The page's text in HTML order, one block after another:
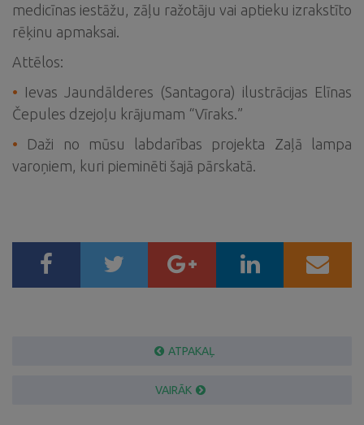
medicīnas iestāžu, zāļu ražotāju vai aptieku izrakstīto
rēķinu apmaksai.
Attēlos:
• Ievas Jaundālderes (Santagora) ilustrācijas Elīnas
Čepules dzejoļu krājumam “Vīraks.”
• Daži no mūsu labdarības projekta Zaļā lampa
varoņiem, kuri pieminēti šajā pārskatā.
ATPAKAĻ
VAIRĀK